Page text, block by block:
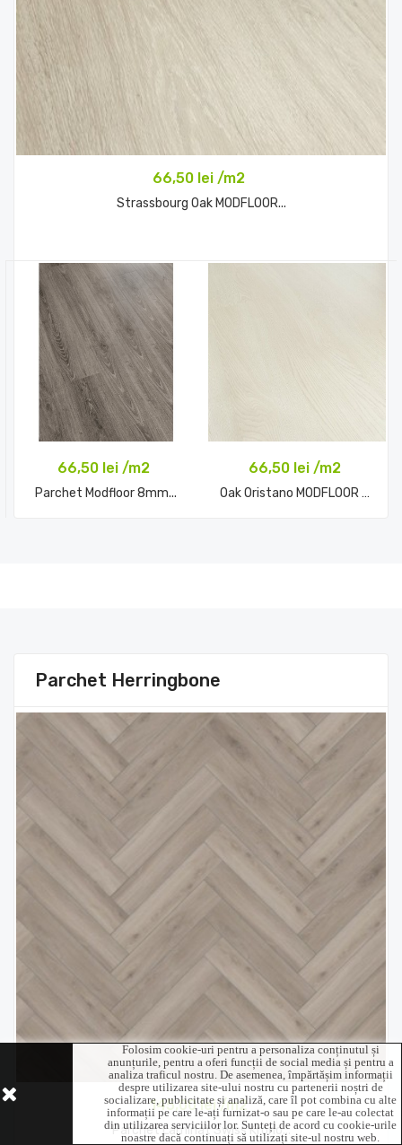
66,50 lei /m2
Strassbourg Oak MODFLOOR...
66,50 lei /m2
Parchet Modfloor 8mm...
66,50 lei /m2
Oak Oristano MODFLOOR 8mm...
Parchet Herringbone
145,00 lei /m2
Parchet Laminat Swiss Krono...
Folosim cookie-uri pentru a personaliza conținutul și
anunțurile, pentru a oferi funcții de social media și pentru a
analiza traficul nostru. De asemenea, împărtășim informații
despre utilizarea site-ului nostru cu partenerii noștri de
socializare, publicitate și analiză, care îl pot combina cu alte
informații pe care le-ați furnizat-o sau pe care le-au colectat
din utilizarea serviciilor lor. Sunteți de acord cu cookie-urile
noastre dacă continuați să utilizați site-ul nostru web.